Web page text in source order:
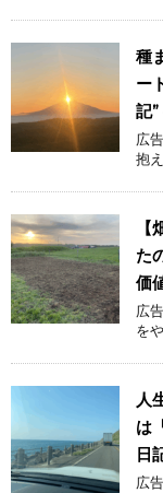
種
ー
記
広
抱
た
価
広
を
人
は
日
広